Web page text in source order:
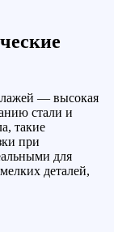
— высокая
стали и
такие
при
для
деталей,